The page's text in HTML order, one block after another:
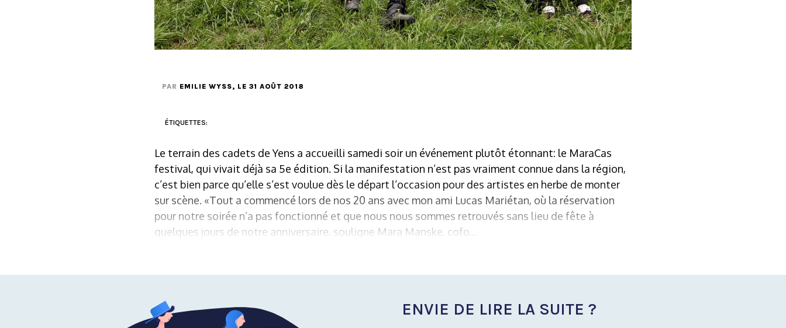
PAR EMILIE WYSS, LE 31 AOÛT 2018
ÉTIQUETTES:
Le terrain des cadets de Yens a accueilli samedi soir un événement plutôt étonnant: le MaraCas
festival, qui vivait déjà sa 5e édition. Si la manifestation n’est pas vraiment connue dans la région,
c’est bien parce qu’elle s’est voulue dès le départ l’occasion pour des artistes en herbe de monter
sur scène. «Tout a commencé lors de nos 20 ans avec mon ami Lucas Mariétan, où la réservation
pour notre soirée n’a pas fonctionné et que nous nous sommes retrouvés sans lieu de fête à
quelques jours de notre anniversaire, souligne Mara Manske, cofo...
ENVIE DE LIRE LA SUITE ?